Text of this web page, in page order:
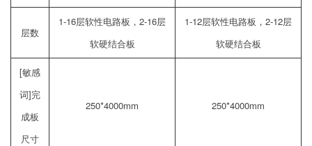
层数
1-16层软性电路板，2-16层
软硬结合板
1-12层软性电路板，2-12层
软硬结合板
[敏感
词]完
成板
尺寸
250*4000mm 250*4000mm